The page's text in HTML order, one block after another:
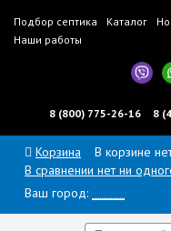
Подбор септика Каталог
Наши работы
8 (800) 775-26-16 8
Корзина
В корзине
В сравнении нет ни
Ваш город: